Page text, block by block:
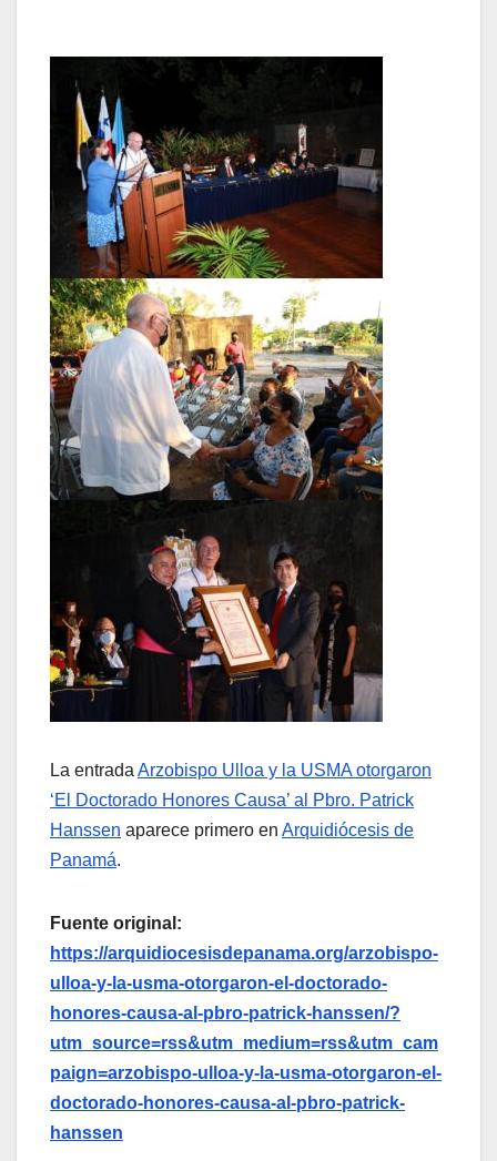
La entrada Arzobispo Ulloa y la USMA otorgaron
‘El Doctorado Honores Causa’ al Pbro. Patrick
Hanssen aparece primero en Arquidiócesis de
Panamá.
Fuente original:
https://arquidiocesisdepanama.org/arzobispo-
ulloa-y-la-usma-otorgaron-el-doctorado-
honores-causa-al-pbro-patrick-hanssen/?
utm_source=rss&utm_medium=rss&utm_cam
paign=arzobispo-ulloa-y-la-usma-otorgaron-el-
doctorado-honores-causa-al-pbro-patrick-
hanssen